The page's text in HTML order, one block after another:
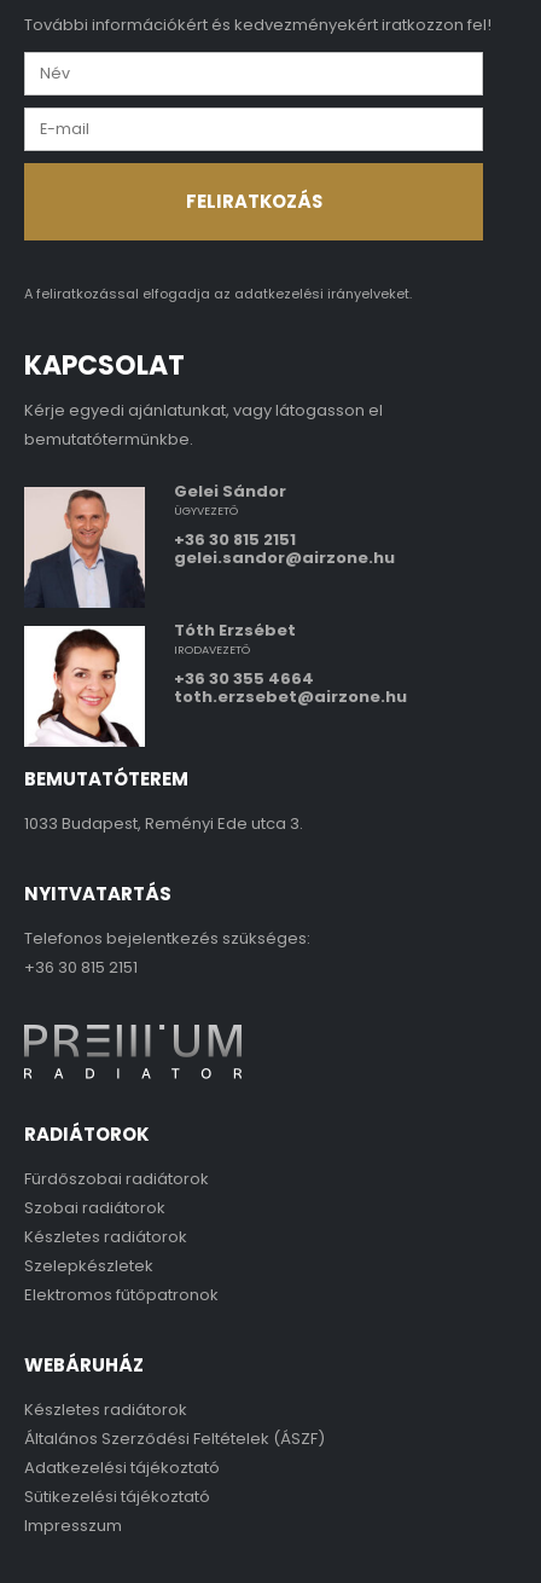
További információkért és kedvezményekért iratkozzon fel!
A feliratkozással elfogadja az adatkezelési irányelveket.
KAPCSOLAT
Kérje egyedi ajánlatunkat, vagy látogasson el
bemutatótermünkbe.
Gelei Sándor
ÜGYVEZETŐ
+36 30 815 2151
gelei.sandor@airzone.hu
Tóth Erzsébet
IRODAVEZETŐ
+36 30 355 4664
toth.erzsebet@airzone.hu
BEMUTATÓTEREM
1033 Budapest, Reményi Ede utca 3.
NYITVATARTÁS
Telefonos bejelentkezés szükséges:
+36 30 815 2151
RADIÁTOROK
Fürdőszobai radiátorok
Szobai radiátorok
Készletes radiátorok
Szelepkészletek
Elektromos fűtőpatronok
WEBÁRUHÁZ
Készletes radiátorok
Általános Szerződési Feltételek (ÁSZF)
Adatkezelési tájékoztató
Sütikezelési tájékoztató
Impresszum